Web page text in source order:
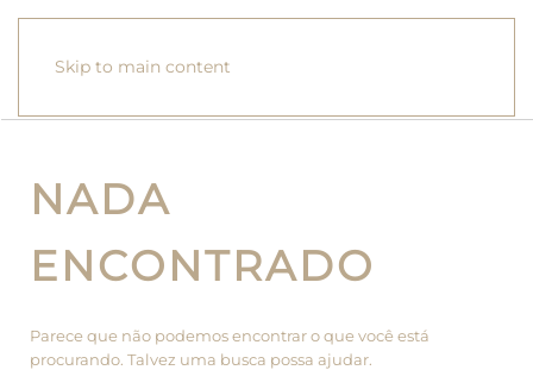
Skip to main content
NADA
ENCONTRADO
Parece que não podemos encontrar o que você está
procurando. Talvez uma busca possa ajudar.